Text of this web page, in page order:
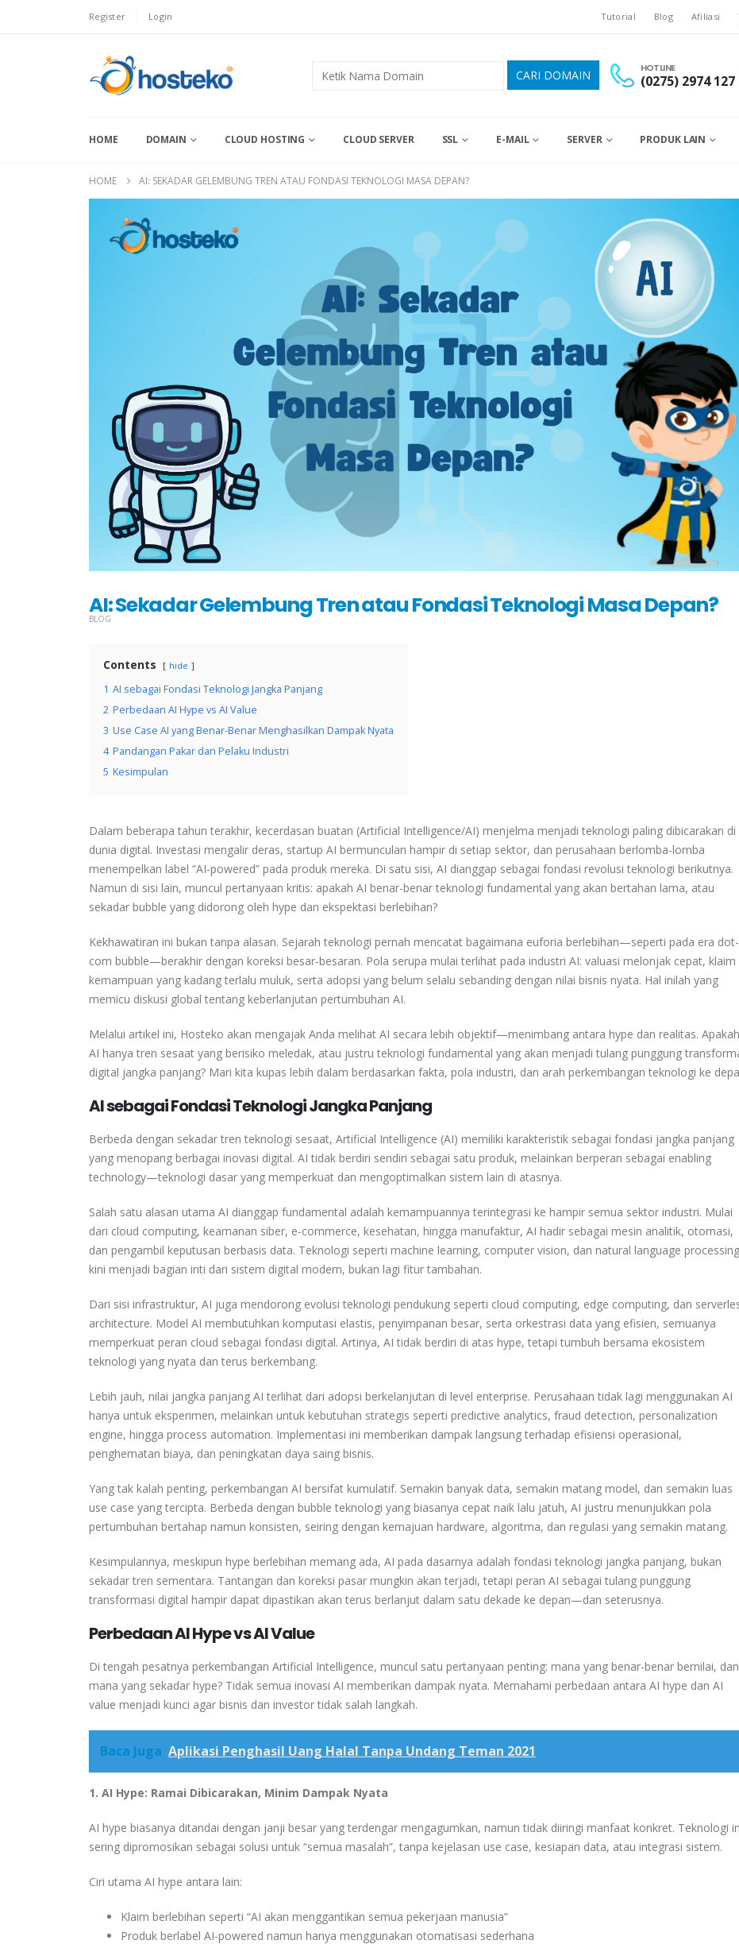
Register Login Tutorial Blog Afiliasi
HOTLINE
(0275) 2974 127
HOME DOMAIN CLOUD HOSTING CLOUD SERVER SSL E-MAIL SERVER PRODUK LAIN
HOME AI: SEKADAR GELEMBUNG TREN ATAU FONDASI TEKNOLOGI MASA DEPAN?
AI: Sekadar Gelembung Tren atau Fondasi Teknologi Masa Depan?
BLOG
Contents hide
1 AI sebagai Fondasi Teknologi Jangka Panjang
2 Perbedaan AI Hype vs AI Value
3 Use Case AI yang Benar-Benar Menghasilkan Dampak Nyata
4 Pandangan Pakar dan Pelaku Industri
5 Kesimpulan
Dalam beberapa tahun terakhir, kecerdasan buatan (Artificial Intelligence/AI) menjelma menjadi teknologi paling dibicarakan di
dunia digital. Investasi mengalir deras, startup AI bermunculan hampir di setiap sektor, dan perusahaan berlomba-lomba
menempelkan label “AI-powered” pada produk mereka. Di satu sisi, AI dianggap sebagai fondasi revolusi teknologi berikutnya.
Namun di sisi lain, muncul pertanyaan kritis: apakah AI benar-benar teknologi fundamental yang akan bertahan lama, atau
sekadar bubble yang didorong oleh hype dan ekspektasi berlebihan?
Kekhawatiran ini bukan tanpa alasan. Sejarah teknologi pernah mencatat bagaimana euforia berlebihan—seperti pada era dot-
com bubble—berakhir dengan koreksi besar-besaran. Pola serupa mulai terlihat pada industri AI: valuasi melonjak cepat, klaim
kemampuan yang kadang terlalu muluk, serta adopsi yang belum selalu sebanding dengan nilai bisnis nyata. Hal inilah yang
memicu diskusi global tentang keberlanjutan pertumbuhan AI.
Melalui artikel ini, Hosteko akan mengajak Anda melihat AI secara lebih objektif—menimbang antara hype dan realitas. Apakah
AI hanya tren sesaat yang berisiko meledak, atau justru teknologi fundamental yang akan menjadi tulang punggung
digital jangka panjang? Mari kita kupas lebih dalam berdasarkan fakta, pola industri, dan arah perkembangan teknologi ke
AI sebagai Fondasi Teknologi Jangka Panjang
Berbeda dengan sekadar tren teknologi sesaat, Artificial Intelligence (AI) memiliki karakteristik sebagai fondasi jangka panjang
yang menopang berbagai inovasi digital. AI tidak berdiri sendiri sebagai satu produk, melainkan berperan sebagai enabling
technology—teknologi dasar yang memperkuat dan mengoptimalkan sistem lain di atasnya.
Salah satu alasan utama AI dianggap fundamental adalah kemampuannya terintegrasi ke hampir semua sektor industri. Mulai
dari cloud computing, keamanan siber, e-commerce, kesehatan, hingga manufaktur, AI hadir sebagai mesin analitik, otomasi,
dan pengambil keputusan berbasis data. Teknologi seperti machine learning, computer vision, dan natural language processing
kini menjadi bagian inti dari sistem digital modern, bukan lagi fitur tambahan.
Dari sisi infrastruktur, AI juga mendorong evolusi teknologi pendukung seperti cloud computing, edge computing, dan
architecture. Model AI membutuhkan komputasi elastis, penyimpanan besar, serta orkestrasi data yang efisien, semuanya
memperkuat peran cloud sebagai fondasi digital. Artinya, AI tidak berdiri di atas hype, tetapi tumbuh bersama ekosistem
teknologi yang nyata dan terus berkembang.
Lebih jauh, nilai jangka panjang AI terlihat dari adopsi berkelanjutan di level enterprise. Perusahaan tidak lagi menggunakan AI
hanya untuk eksperimen, melainkan untuk kebutuhan strategis seperti predictive analytics, fraud detection, personalization
engine, hingga process automation. Implementasi ini memberikan dampak langsung terhadap efisiensi operasional,
penghematan biaya, dan peningkatan daya saing bisnis.
Yang tak kalah penting, perkembangan AI bersifat kumulatif. Semakin banyak data, semakin matang model, dan semakin luas
use case yang tercipta. Berbeda dengan bubble teknologi yang biasanya cepat naik lalu jatuh, AI justru menunjukkan pola
pertumbuhan bertahap namun konsisten, seiring dengan kemajuan hardware, algoritma, dan regulasi yang semakin matang.
Kesimpulannya, meskipun hype berlebihan memang ada, AI pada dasarnya adalah fondasi teknologi jangka panjang, bukan
sekadar tren sementara. Tantangan dan koreksi pasar mungkin akan terjadi, tetapi peran AI sebagai tulang punggung
transformasi digital hampir dapat dipastikan akan terus berlanjut dalam satu dekade ke depan—dan seterusnya.
Perbedaan AI Hype vs AI Value
Di tengah pesatnya perkembangan Artificial Intelligence, muncul satu pertanyaan penting: mana yang benar-benar bernilai, dan
mana yang sekadar hype? Tidak semua inovasi AI memberikan dampak nyata. Memahami perbedaan antara AI hype dan AI
value menjadi kunci agar bisnis dan investor tidak salah langkah.
Baca Juga Aplikasi Penghasil Uang Halal Tanpa Undang Teman 2021
1. AI Hype: Ramai Dibicarakan, Minim Dampak Nyata
AI hype biasanya ditandai dengan janji besar yang terdengar mengagumkan, namun tidak diiringi manfaat konkret. Teknologi
sering dipromosikan sebagai solusi untuk “semua masalah”, tanpa kejelasan use case, kesiapan data, atau integrasi sistem.
Ciri utama AI hype antara lain:
Klaim berlebihan seperti “AI akan menggantikan semua pekerjaan manusia”
Produk berlabel AI-powered namun hanya menggunakan otomatisasi sederhana